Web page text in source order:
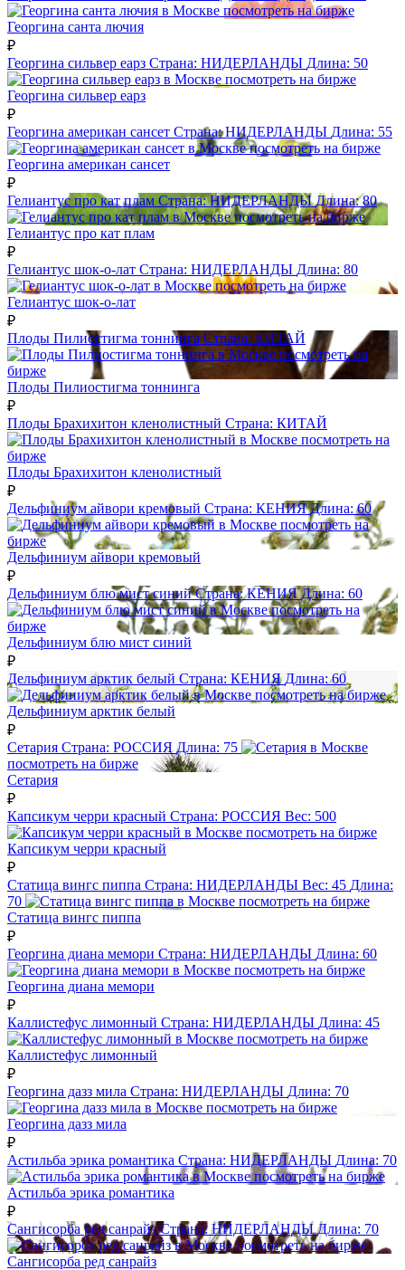
посмотреть на бирже
Георгина санта лючия
₽
Георгина сильвер еарз Страна: НИДЕРЛАНДЫ Длина: 50
посмотреть на бирже
Георгина сильвер еарз
₽
Георгина американ сансет Страна:НИДЕРЛАНДЫ Длина: 55
посмотреть на бирже
Георгина американ сансет
₽
Гелиантус про кат плам Страна:НИДЕРЛАНДЫ Длина:80
посмотреть на бирже
Гелиантус про кат плам
₽
Гелиантус шок-о-лат Страна: НИДЕРЛАНДЫ Длина: 80
посмотреть на бирже
Гелиантус шок-о-лат
₽
Плоды Пилиостигма тоннинга Страна: КИТАЙ
посмотреть на
бирже
Плоды Пилиостигма тоннинга
₽
Плоды Брахихитон кленолистный Страна: КИТАЙ
посмотреть на
бирже
Плоды Брахихитон кленолистный
₽
Дельфиниум айвори кремовый Страна: КЕНИЯ Длина:60
посмотреть на
бирже
Дельфиниум айвори кремовый
₽
Дельфиниум блю мист синийСтрана:КЕНИЯ Длина: 60
посмотреть на
бирже
Дельфиниум блю мист синий
₽
Дельфиниум арктик белый Страна: КЕНИЯ Длина:60
посмотреть на бирже
Дельфиниум арктик белый
₽
Сетария Страна: РОССИЯ Длина: 75
посмотреть на бирже
Сетария
₽
Капсикум черри красный Страна: РОССИЯ Вес: 500
посмотреть на бирже
Капсикум черри красный
₽
Статица вингс пиппа Страна: НИДЕРЛАНДЫ Вес: 45 Длина:
70
посмотреть на бирже
Статица вингс пиппа
₽
Георгина диана мемори Страна: НИДЕРЛАНДЫ Длина: 60
посмотреть на бирже
Георгина диана мемори
₽
Каллистефус лимонный Страна: НИДЕРЛАНДЫ Длина: 45
посмотреть на бирже
Каллистефус лимонный
₽
Георгина дазз мила Страна: НИДЕРЛАНДЫ Длина: 70
посмотреть на бирже
Георгина дазз мила
₽
Астильба эрика романтика Страна: НИДЕРЛАНДЫ Длина: 70
посмотреть на бирже
Астильба эрика романтика
₽
Сангисорба ред санрайзСтрана:НИДЕРЛАНДЫ Длина: 70
посмотреть на бирже
Сангисорба ред санрайз